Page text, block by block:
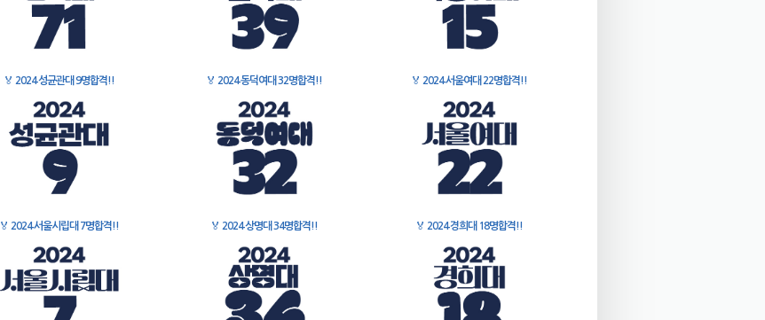
🏅 2024 성균관대 9명합격!! 🏅 2024 동덕여대 32명합격!! 🏅 2024 서울여대 22명합격!!
🏅 2024 서울시립대 7명합격!! 🏅 2024 상명대 34명합격!! 🏅 2024 경희대 18명합격!!